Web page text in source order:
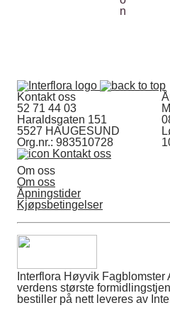
Kontakt oss
52 71 44 03
Haraldsgaten 151
5527 HAUGESUND
Org.nr.: 983510728
Kontakt oss
Om oss
Om oss
Åpningstider
Kjøpsbetingelser
Interflora Høyvik Fagblomster
verdens største
bestiller på nett leveres av